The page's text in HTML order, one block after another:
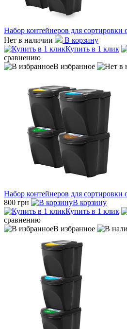
Набор контейнеров для сортировки
Нет в наличии
В корзину
Купить в 1 клик
сравнению
В избранное
Набор контейнеров для сортировки
800 грн
В корзину
Купить в 1 клик
сравнению
В избранное